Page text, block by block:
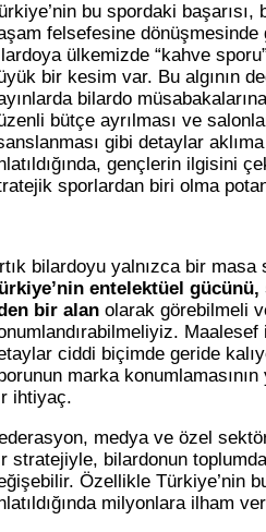
bu spordaki
felsefesine dönüşmesinde
ülkemizde “kahve
bir kesim var. Bu algının
bilardo
bütçe ayrılması ve
gibi detaylar
gençlerin ilgisini
sporlardan biri olma
bilardoyu yalnızca bir masa
entelektüel gücünü,
bir alan olarak görebilmeli
Maalesef
ciddi biçimde geride
marka
ihtiyaç.
medya ve özel
stratejiyle, bilardonun
Özellikle Türkiye’nin
milyonlara ilham